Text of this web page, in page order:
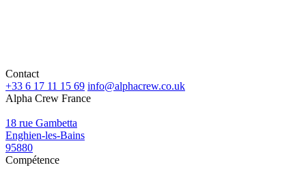
Contact
+33 6 17 11 15 69 info@alphacrew.co.uk
Alpha Crew France
18 rue Gambetta
Enghien-les-Bains
95880
Compétence